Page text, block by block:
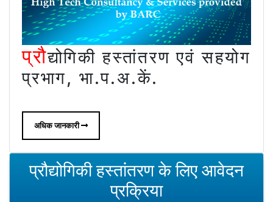
प्रौद्योगिकी हस्तांतरण एवं सहयोग
प्रभाग, भा.प.अ.कें.
अधिक जानकारी
प्रौद्योगिकी हस्तांतरण के लिए आवेदन
प्रक्रिया